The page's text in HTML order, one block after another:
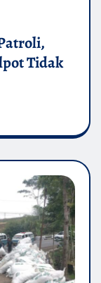
Tidak